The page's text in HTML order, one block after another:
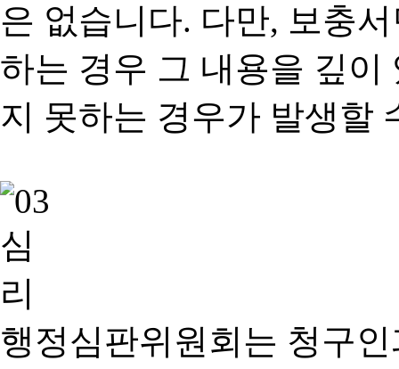
은 없습니다. 다만, 보충
하는 경우 그 내용을 깊이
지 못하는 경우가 발생할
행정심판위원회는 청구